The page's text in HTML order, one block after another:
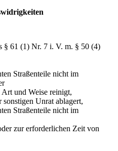
§ 61 (1) Nr. 7 i. V. m. § 50 (4)
Straßenteile nicht im
und Weise reinigt,
Unrat ablagert,
Straßenteile nicht im
zur erforderlichen Zeit von